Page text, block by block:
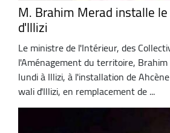
M. Brahim Merad installe
d'Illizi
Le ministre de l'Intérieur, des
l'Aménagement du territoire,
lundi à Illizi, à l'installation de
wali d'Illizi, en remplacement de ...